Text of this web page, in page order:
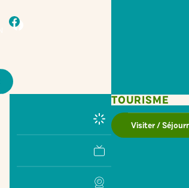
facebook
TOURISME
Visiter /